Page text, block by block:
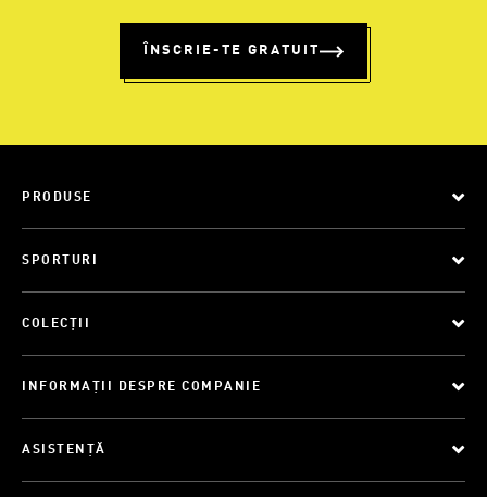
ÎNSCRIE-TE GRATUIT
PRODUSE
SPORTURI
COLECȚII
INFORMAȚII DESPRE COMPANIE
ASISTENȚĂ